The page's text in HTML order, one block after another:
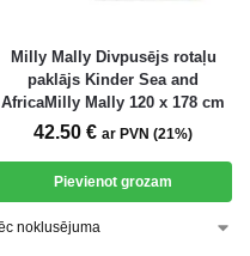
Milly Mally Divpusējs rotaļu
paklājs Kinder Sea and
AfricaMilly Mally 120 x 178 cm
42.50 € ar PVN (21%)
Pievienot grozam